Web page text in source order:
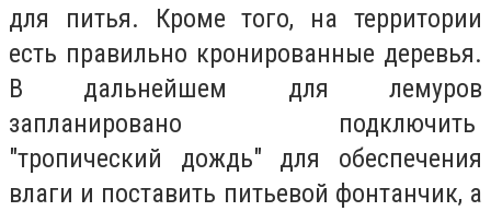
для питья. Кроме того, на территории
есть правильно кронированные деревья.
В дальнейшем для лемуров
запланировано подключить
"тропический дождь" для обеспечения
влаги и поставить питьевой фонтанчик, а